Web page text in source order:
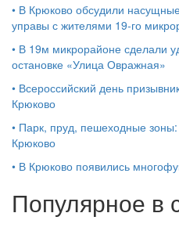
• В Крюково обсудили
управы с жителями 19‑го
• В 19м микрорайоне сделали
остановке «Улица Овражная»
• Всероссийский день
Крюково
• Парк, пруд, пешеходные
Крюково
• В Крюково появились
Популярное в